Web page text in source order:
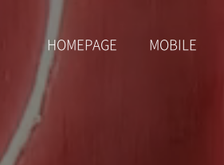
HOMEPAGE MOBILE